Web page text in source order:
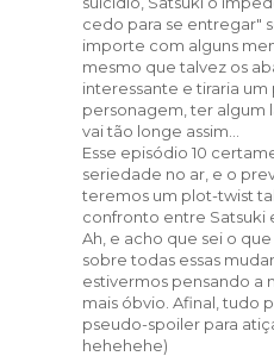
cedo para se entregar"
importe com alguns
mesmo que talvez os
interessante e tiraria
personagem, ter algum
vai tão longe assim...
Esse episódio 10
seriedade no ar, e o
teremos um plot-twist
confronto entre Satsuki
Ah, e acho que sei o
sobre todas essas
estivermos pensando a
mais óbvio. Afinal, tudo
pseudo-spoiler para
hehehehe)